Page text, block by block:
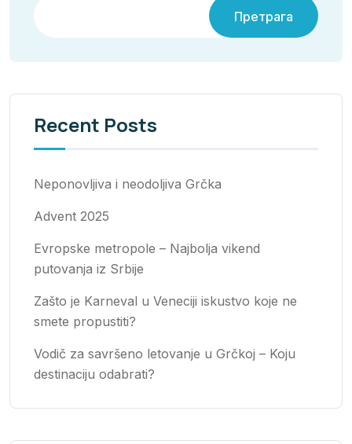
Претрага
Recent Posts
Neponovljiva i neodoljiva Grčka
Advent 2025
Evropske metropole – Najbolja vikend
putovanja iz Srbije
Zašto je Karneval u Veneciji iskustvo koje ne
smete propustiti?
Vodič za savršeno letovanje u Grčkoj – Koju
destinaciju odabrati?